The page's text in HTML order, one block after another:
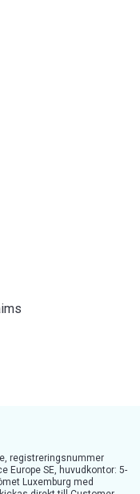
registreringsnummer
Europe SE, huvudkontor: 5-
Luxemburg med